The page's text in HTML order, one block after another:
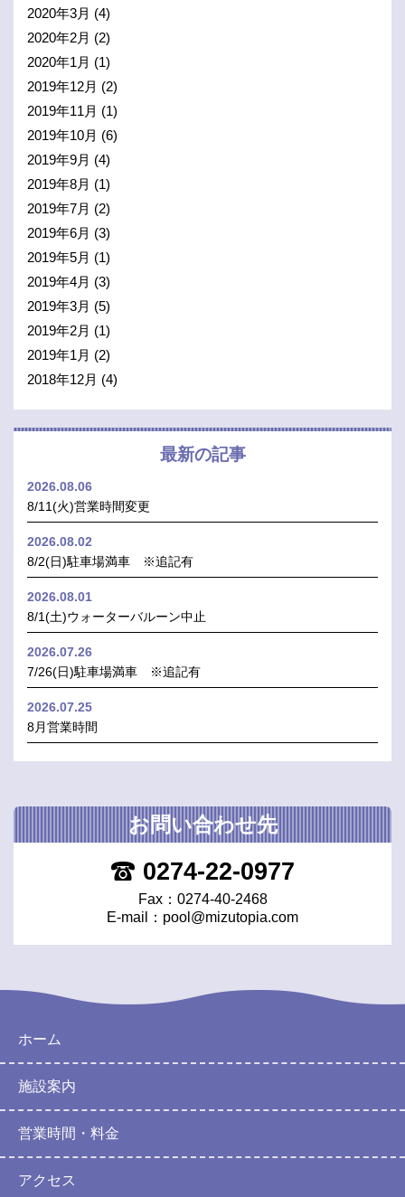
2020年3月 (4)
2020年2月 (2)
2020年1月 (1)
2019年12月 (2)
2019年11月 (1)
2019年10月 (6)
2019年9月 (4)
2019年8月 (1)
2019年7月 (2)
2019年6月 (3)
2019年5月 (1)
2019年4月 (3)
2019年3月 (5)
2019年2月 (1)
2019年1月 (2)
2018年12月 (4)
最新の記事
2026.08.06
8/11(火)営業時間変更
2026.08.02
8/2(日)駐車場満車 ※追記有
2026.08.01
8/1(土)ウォーターバルーン中止
2026.07.26
7/26(日)駐車場満車 ※追記有
2026.07.25
8月営業時間
お問い合わせ先
0274-22-0977
Fax：0274-40-2468
E-mail： pool@mizutopia.com
ホーム
施設案内
営業時間・料金
アクセス